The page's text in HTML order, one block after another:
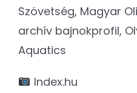
Szövetség, Magyar
archív bajnokprofil,
Aquatics
Index.hu